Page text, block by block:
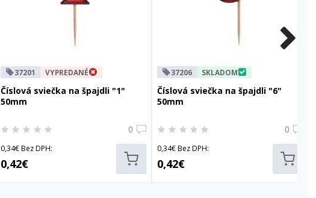
37201 VYPREDANÉ
Číslová sviečka na špajdli "1"
50mm
0
0,34€ Bez DPH:
0,42€
37206 SKLADOM
Číslová sviečka na špajdli "6"
50mm
0
0,34€ Bez DPH:
0,42€